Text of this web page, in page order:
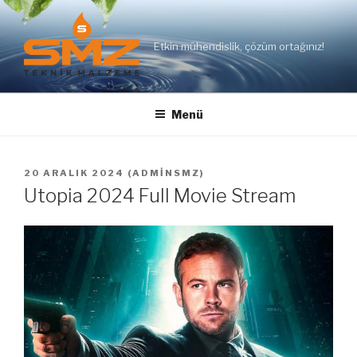
İçeriğe
geç
Etkin mühendislik, çözüm ortağınız!
Menü
YAYIM
TARIHI
20 ARALIK 2024 (ADMINSMZ)
Utopia 2024 Full Movie Stream